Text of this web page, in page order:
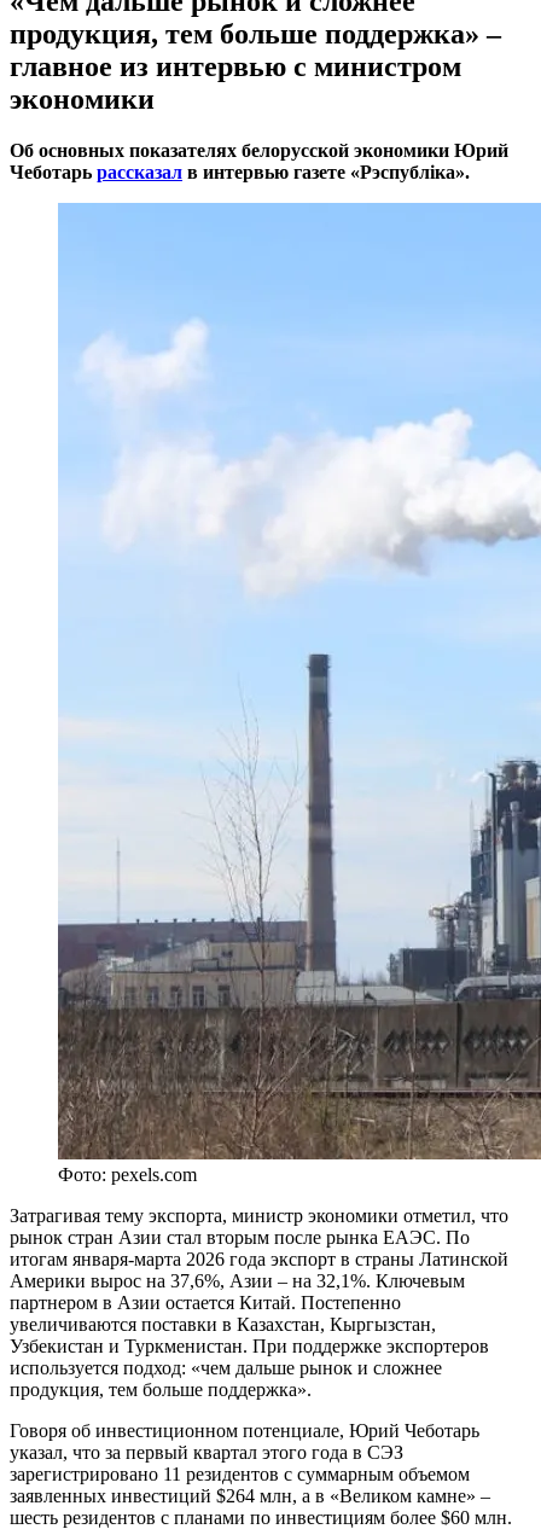
продукция, тем больше поддержка» –
главное из интервью с министром
экономики
Об основных показателях белорусской экономики Юрий
Чеботарь рассказал в интервью газете «Рэспублiка».
Фото: pexels.com
Затрагивая тему экспорта, министр экономики отметил, что
рынок стран Азии стал вторым после рынка ЕАЭС. По
итогам января-марта 2026 года экспорт в страны Латинской
Америки вырос на 37,6%, Азии – на 32,1%. Ключевым
партнером в Азии остается Китай. Постепенно
увеличиваются поставки в Казахстан, Кыргызстан,
Узбекистан и Туркменистан. При поддержке экспортеров
используется подход: «чем дальше рынок и сложнее
продукция, тем больше поддержка».
Говоря об инвестиционном потенциале, Юрий Чеботарь
указал, что за первый квартал этого года в СЭЗ
зарегистрировано 11 резидентов с суммарным объемом
заявленных инвестиций $264 млн, а в «Великом камне» –
шесть резидентов с планами по инвестициям более $60 млн.